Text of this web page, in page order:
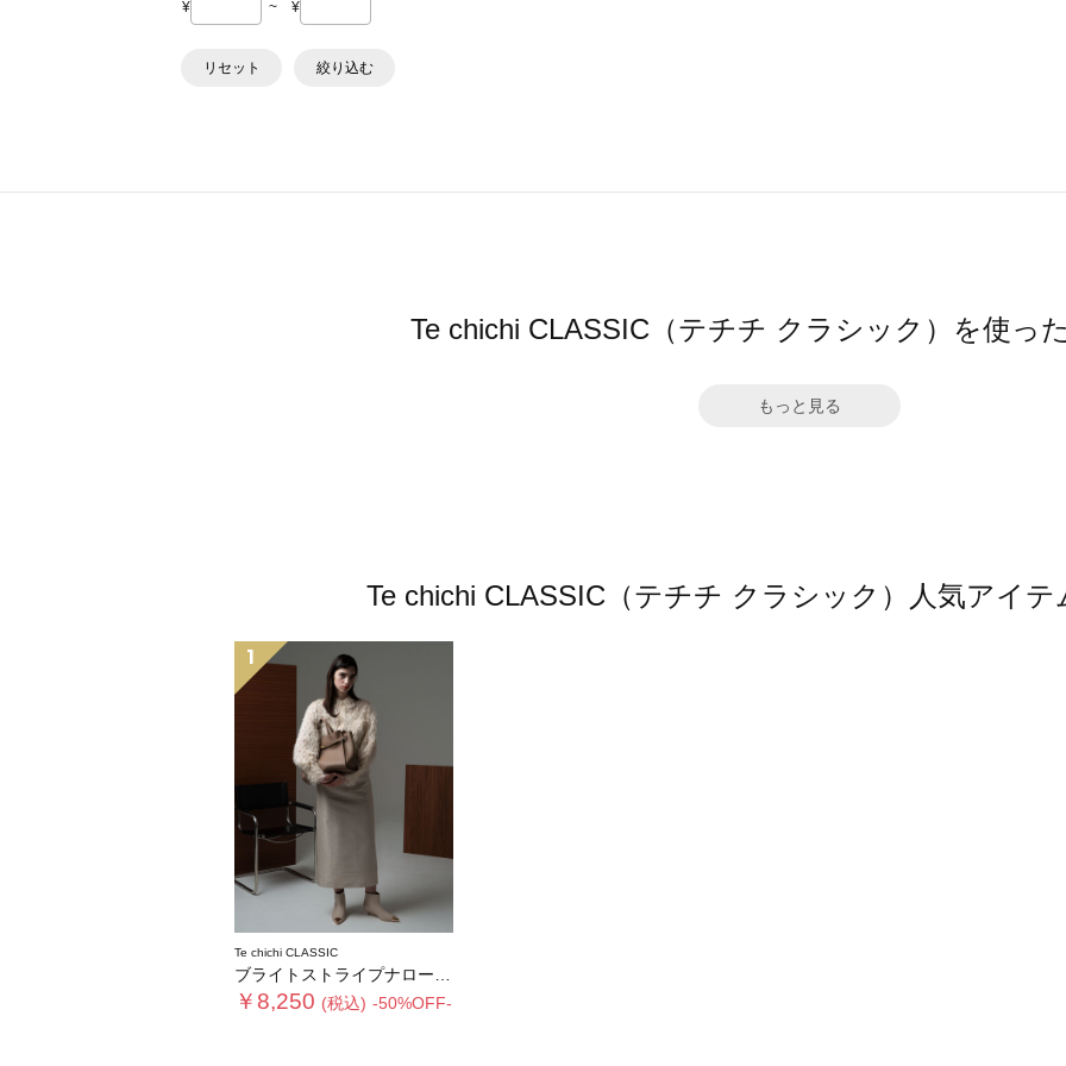
¥ ~ ¥
リセット 絞り込む
Te chichi CLASSIC（テチチ クラシック）を使っ
もっと見る
Te chichi CLASSIC（テチチ クラシック）人気アイ
1
Te chichi CLASSIC
ブライトストライプナロースカート《2025winter catalog item》
￥8,250 (税込) -50%OFF-